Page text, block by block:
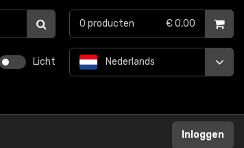
Licht Nederlands
0 producten € 0,00
Inloggen